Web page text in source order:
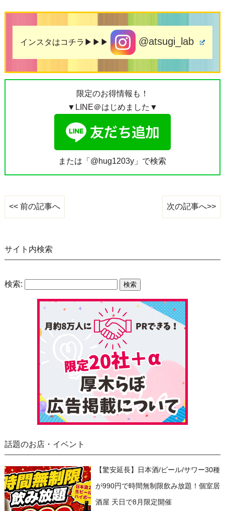
インスタはコチラ▶▶▶ @atsugi_lab
限定のお得情報も！
▼LINE＠はじめました▼
または「@hug1203y」で検索
<< 前の記事へ 次の記事へ>>
サイト内検索
検索:
話題のお店・イベント
【驚安延長】日本酒/ビール/サワー30種
が990円で時間無制限飲み放題！個室居
酒屋 天日で8月限定開催